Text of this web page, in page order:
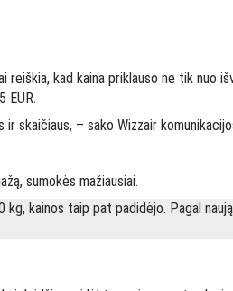
reiškia, kad kaina priklauso ne tik
EUR.
skaičiaus, – sako Wizzair
sumokės mažiausiai.
kainos taip pat padidėjo. Pagal